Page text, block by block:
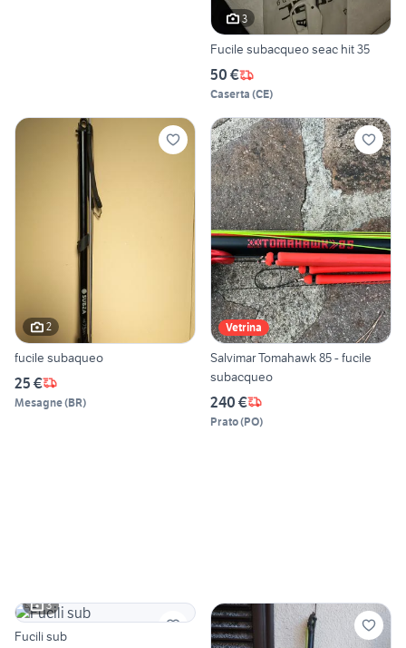
3
Fucile subacqueo seac hit 35
50 €
Caserta (CE)
2
fucile subaqueo
25 €
Mesagne(BR)
Vetrina
Salvimar Tomahawk 85 - fucile
subacqueo
240 €
Prato(PO)
3
Fucili sub